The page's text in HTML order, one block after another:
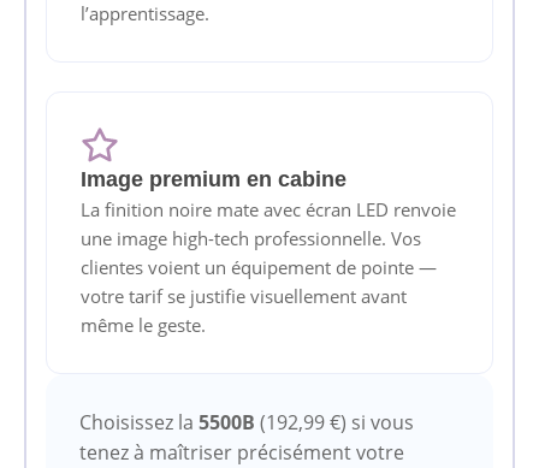
l’apprentissage.
Image premium en cabine
La finition noire mate avec écran LED renvoie
une image high-tech professionnelle. Vos
clientes voient un équipement de pointe —
votre tarif se justifie visuellement avant
même le geste.
Choisissez la 5500B (192,99 €) si vous
tenez à maîtriser précisément votre